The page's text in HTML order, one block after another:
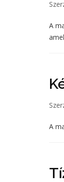
A
A